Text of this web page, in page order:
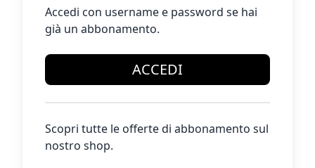
Accedi con username e password se hai
già un abbonamento.
ACCEDI
Scopri tutte le offerte di abbonamento sul
nostro shop.